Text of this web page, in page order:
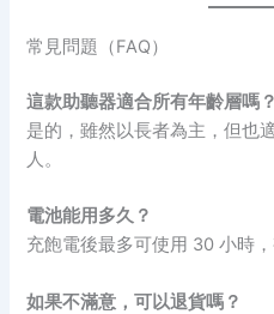
常見問題（FAQ）
這款助聽器適合所有年齡層嗎？
是的，雖然以長者為主，但也
人。
電池能用多久？
充飽電後最多可使用 30 小時，
如果不滿意，可以退貨嗎？